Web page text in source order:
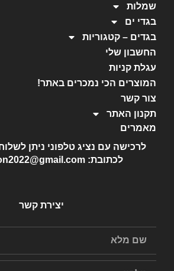
שמלות
בגדי ים
בגדים – קטגוריות
החשבון שלי
עגלת קניות
המוצרים הכי נמכרים באתר!
צור קשר
תקנון האתר
מאמרים
לרכישה עם נציג טלפוני ניתן
לכתובת: htofashion2022@gmail.com
יצירת קשר